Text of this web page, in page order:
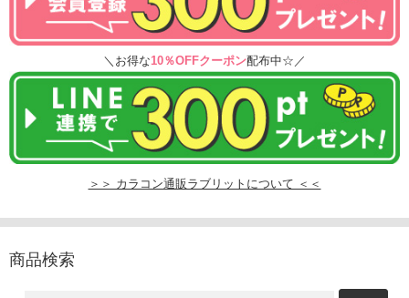
＼お得な10％OFFクーポン配布中☆／
＞＞ カラコン通販ラブリットについて ＜＜
商品検索